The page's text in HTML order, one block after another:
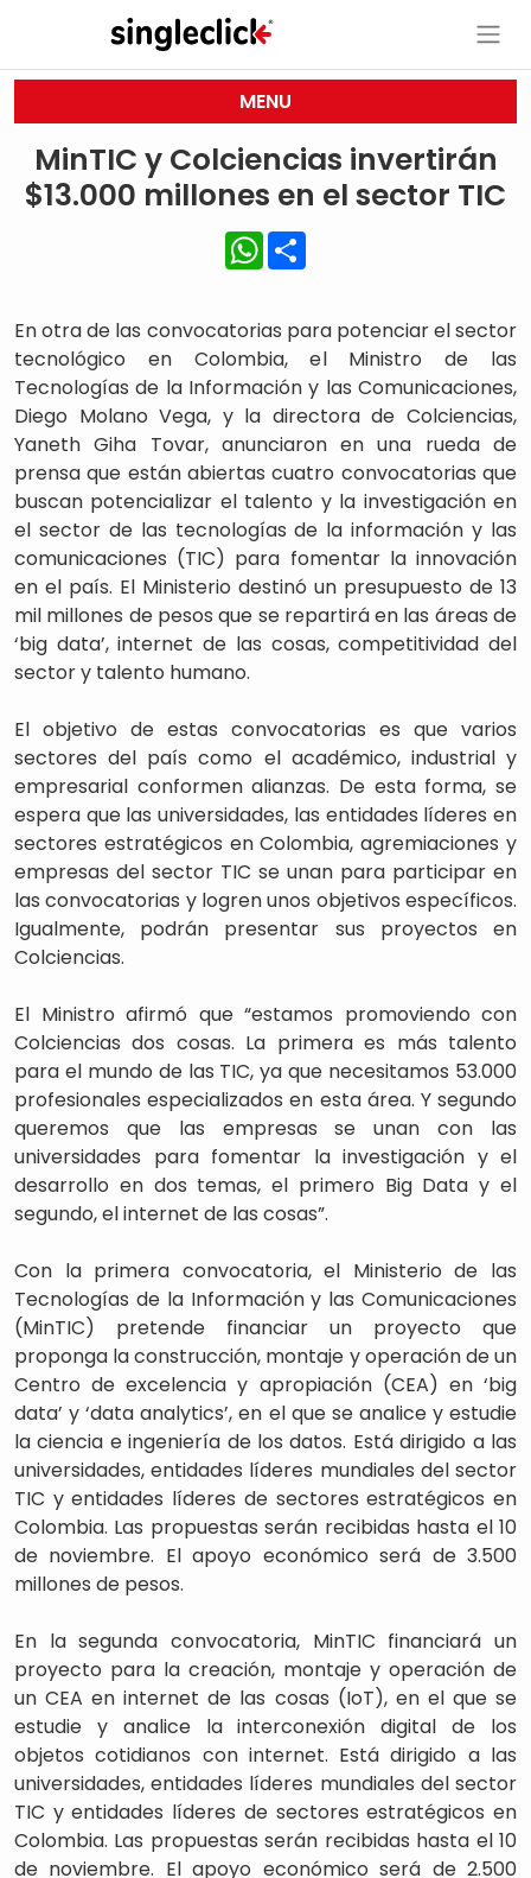
MENU
MinTIC y Colciencias invertirán
$13.000 millones en el sector TIC
WhatsApp
En otra de las convocatorias para potenciar el sector
tecnológico en Colombia, el Ministro de las
Tecnologías de la Información y las Comunicaciones,
Diego Molano Vega, y la directora de Colciencias,
Yaneth Giha Tovar, anunciaron en una rueda de
prensa que están abiertas cuatro convocatorias que
buscan potencializar el talento y la investigación en
el sector de las tecnologías de la información y las
comunicaciones (TIC) para fomentar la innovación
en el país. El Ministerio destinó un presupuesto de 13
mil millones de pesos que se repartirá en las áreas de
‘big data’, internet de las cosas, competitividad del
sector y talento humano.
El objetivo de estas convocatorias es que varios
sectores del país como el académico, industrial y
empresarial conformen alianzas. De esta forma, se
espera que las universidades, las entidades líderes en
sectores estratégicos en Colombia, agremiaciones y
empresas del sector TIC se unan para participar en
las convocatorias y logren unos objetivos específicos.
Igualmente, podrán presentar sus proyectos en
Colciencias.
El Ministro afirmó que “estamos promoviendo con
Colciencias dos cosas. La primera es más talento
para el mundo de las TIC, ya que necesitamos 53.000
profesionales especializados en esta área. Y segundo
queremos que las empresas se unan con las
universidades para fomentar la investigación y el
desarrollo en dos temas, el primero Big Data y el
segundo, el internet de las cosas”.
Con la primera convocatoria, el Ministerio de las
Tecnologías de la Información y las Comunicaciones
(MinTIC) pretende financiar un proyecto que
proponga la construcción, montaje y operación de un
Centro de excelencia y apropiación (CEA) en ‘big
data’ y ‘data analytics’, en el que se analice y estudie
la ciencia e ingeniería de los datos. Está dirigido a las
universidades, entidades líderes mundiales del sector
TIC y entidades líderes de sectores estratégicos en
Colombia. Las propuestas serán recibidas hasta el 10
de noviembre. El apoyo económico será de 3.500
millones de pesos.
En la segunda convocatoria, MinTIC financiará un
proyecto para la creación, montaje y operación de
un CEA en internet de las cosas (IoT), en el que se
estudie y analice la interconexión digital de los
objetos cotidianos con internet. Está dirigido a las
universidades, entidades líderes mundiales del sector
TIC y entidades líderes de sectores estratégicos en
Colombia. Las propuestas serán recibidas hasta el 10
de noviembre. El apoyo económico será de 2.500